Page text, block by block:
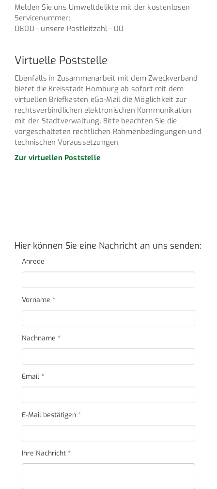
Melden Sie uns Umweltdelikte mit der kostenlosen
Servicenummer:
0800 - unsere Postleitzahl - 00
Virtuelle Poststelle
Ebenfalls in Zusammenarbeit mit dem Zweckverband
bietet die Kreisstadt Homburg ab sofort mit dem
virtuellen Briefkasten eGo-Mail die Möglichkeit zur
rechtsverbindlichen elektronischen Kommunikation
mit der Stadtverwaltung. Bitte beachten Sie die
vorgeschalteten rechtlichen Rahmenbedingungen und
technischen Voraussetzungen.
Zur virtuellen Poststelle
Hier können Sie eine Nachricht an uns senden:
Anrede
Vorname *
Nachname *
Email *
E-Mail bestätigen *
Ihre Nachricht *